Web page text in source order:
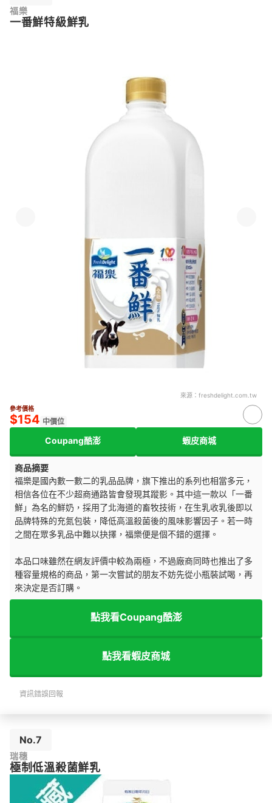
福樂
一番鮮特級鮮乳
來源： freshdelight.com.tw
參考價格
$154 中價位
Coupang酷澎 蝦皮商城
商品摘要
福樂是國內數一數二的乳品品牌，旗下推出的系列也相當多元，
相信各位在不少超商通路皆會發現其蹤影。其中這一款以「一番
鮮」為名的鮮奶，採用了北海道的畜牧技術，在生乳收乳後即以
品牌特殊的充氮包裝，降低高溫殺菌後的風味影響因子。若一時
之間在眾多乳品中難以抉擇，福樂便是個不錯的選擇。
本品口味雖然在網友評價中較為兩極，不過廠商同時也推出了多
種容量規格的商品，第一次嘗試的朋友不妨先從小瓶裝試喝，再
來決定是否訂購。
點我看Coupang酷澎
點我看蝦皮商城
資訊錯誤回報
No.7
瑞穗
極制低溫殺菌鮮乳